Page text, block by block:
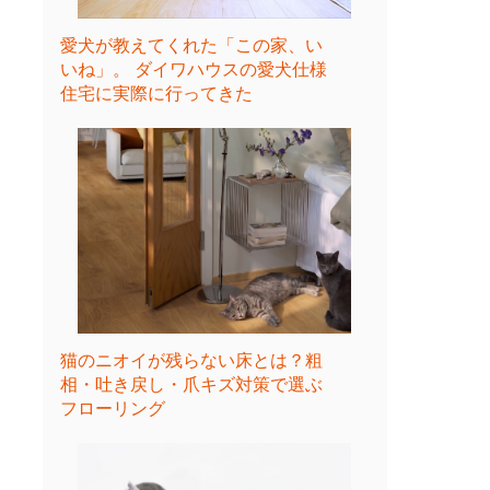
愛犬が教えてくれた「この家、い
いね」。 ダイワハウスの愛犬仕様
住宅に実際に行ってきた
猫のニオイが残らない床とは？粗
相・吐き戻し・爪キズ対策で選ぶ
フローリング